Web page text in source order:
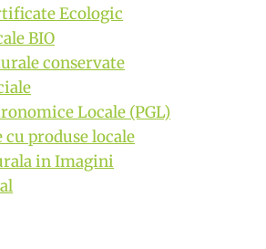
Ecologic
BIO
conservate
Locale (PGL)
cu produse locale
in Imagini